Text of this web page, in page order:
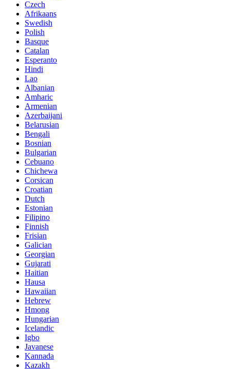
Czech
Afrikaans
Swedish
Polish
Basque
Catalan
Esperanto
Hindi
Lao
Albanian
Amharic
Armenian
Azerbaijani
Belarusian
Bengali
Bosnian
Bulgarian
Cebuano
Chichewa
Corsican
Croatian
Dutch
Estonian
Filipino
Finnish
Frisian
Galician
Georgian
Gujarati
Haitian
Hausa
Hawaiian
Hebrew
Hmong
Hungarian
Icelandic
Igbo
Javanese
Kannada
Kazakh